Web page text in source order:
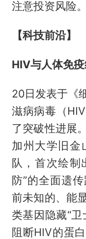
注意投资风险。
【科技前沿】
HIV与人体免
20日发表于《
滋病病毒（
了突破性进展
加州大学旧金
队，首次绘制
防”的全面遗
前未知的、能
类基因隐藏“
阻断HIV的蛋